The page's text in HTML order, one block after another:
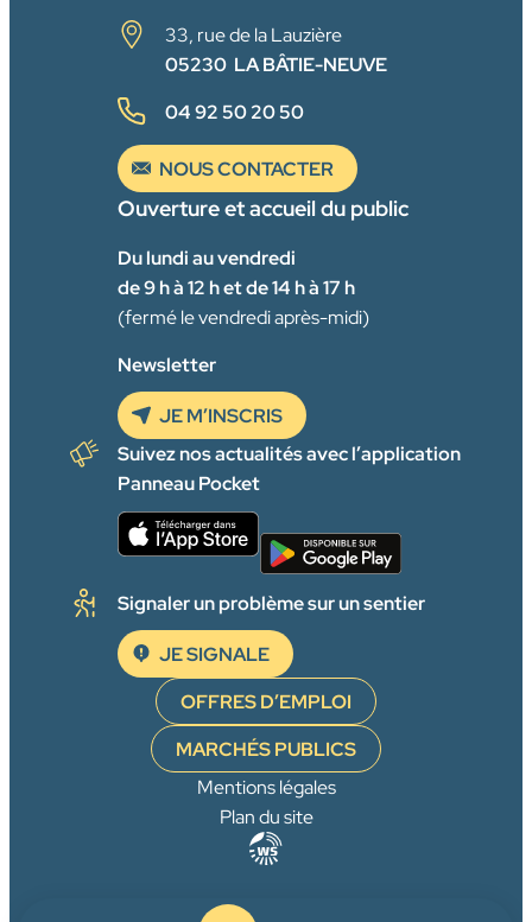
33, rue de la Lauzière
05230 LA BÂTIE-NEUVE
04 92 50 20 50
NOUS CONTACTER
Ouverture et accueil du public
Du lundi au vendredi
de 9 h à 12 h et de 14 h à 17 h
(fermé le vendredi après-midi)
Newsletter
JE M’INSCRIS
Suivez nos actualités avec l’application
Panneau Pocket
Signaler un problème sur un sentier
JE SIGNALE
OFFRES D’EMPLOI
MARCHÉS PUBLICS
Mentions légales
Plan du site
Agence